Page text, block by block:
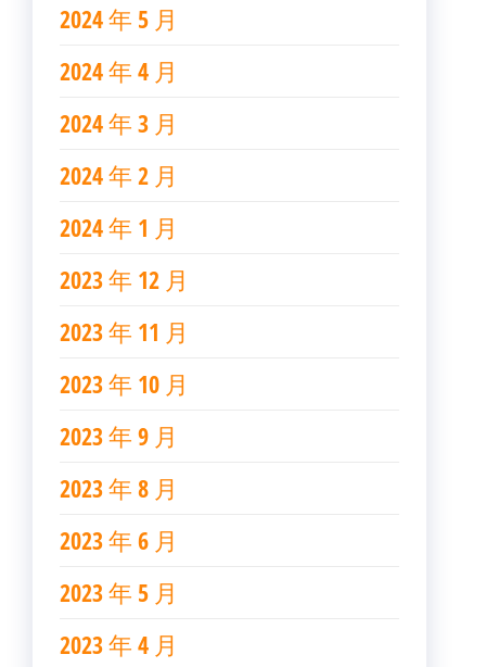
2024 年 5 月
2024 年 4 月
2024 年 3 月
2024 年 2 月
2024 年 1 月
2023 年 12 月
2023 年 11 月
2023 年 10 月
2023 年 9 月
2023 年 8 月
2023 年 6 月
2023 年 5 月
2023 年 4 月